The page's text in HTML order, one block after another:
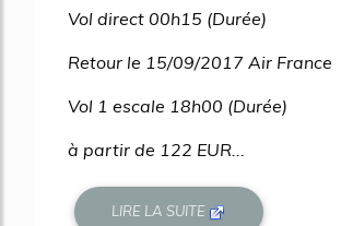
Vol direct 00h15 (Durée)
Retour le 15/09/2017 Air France
Vol 1 escale 18h00 (Durée)
à partir de 122 EUR...
LIRE LA SUITE